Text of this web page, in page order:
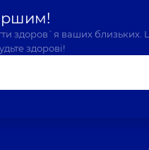
здоров`я ваших близьких.
здорові!